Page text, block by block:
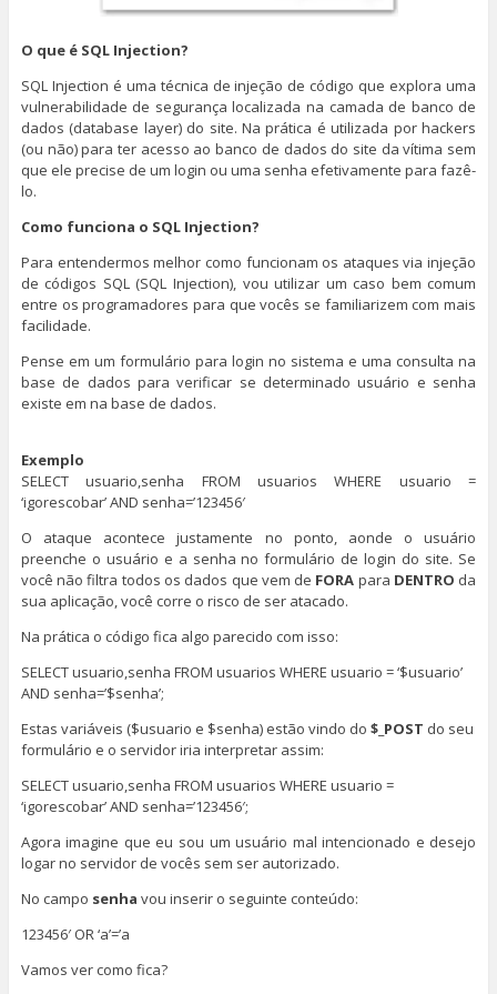
O que é SQL Injection?
SQL Injection é uma técnica de injeção de código que explora uma
vulnerabilidade de segurança localizada na camada de banco de
dados (database layer) do site. Na prática é utilizada por hackers
(ou não) para ter acesso ao banco de dados do site da vítima sem
que ele precise de um login ou uma senha efetivamente para fazê-
lo.
Como funciona o SQL Injection?
Para entendermos melhor como funcionam os ataques via injeção
de códigos SQL (SQL Injection), vou utilizar um caso bem comum
entre os programadores para que vocês se familiarizem com mais
facilidade.
Pense em um formulário para login no sistema e uma consulta na
base de dados para verificar se determinado usuário e senha
existe em na base de dados.
Exemplo
SELECT usuario,senha FROM usuarios WHERE usuario =
‘igorescobar’ AND senha=’123456′
O ataque acontece justamente no ponto, aonde o usuário
preenche o usuário e a senha no formulário de login do site. Se
você não filtra todos os dados que vem de FORA para DENTRO da
sua aplicação, você corre o risco de ser atacado.
Na prática o código fica algo parecido com isso:
SELECT usuario,senha FROM usuarios WHERE usuario = ‘$usuario’
AND senha=’$senha’;
Estas variáveis ($usuario e $senha) estão vindo do $_POST do seu
formulário e o servidor iria interpretar assim:
SELECT usuario,senha FROM usuarios WHERE usuario =
‘igorescobar’ AND senha=’123456′;
Agora imagine que eu sou um usuário mal intencionado e desejo
logar no servidor de vocês sem ser autorizado.
No campo senha vou inserir o seguinte conteúdo:
123456′ OR ‘a’=’a
Vamos ver como fica?